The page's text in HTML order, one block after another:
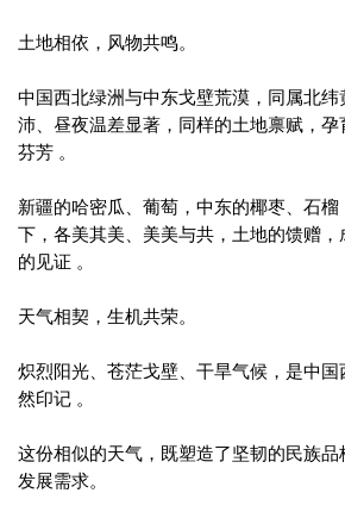
土地相依，风物共鸣。
中国西北绿洲与中东戈壁荒漠，同属北
沛、昼夜温差显著，同样的土地禀赋，
芬芳 。
新疆的哈密瓜、葡萄，中东的椰枣、石
下，各美其美、美美与共，土地的馈赠
的见证 。
天气相契，生机共荣。
炽烈阳光、苍茫戈壁、干旱气候，是中国
然印记 。
这份相似的天气，既塑造了坚韧的民族
发展需求。